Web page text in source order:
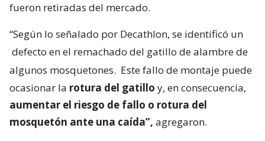
fueron retiradas del mercado.
“Según lo señalado por Decathlon, se identificó un
defecto en el remachado del gatillo de alambre de
algunos mosquetones. Este fallo de montaje puede
ocasionar la rotura del gatillo y, en consecuencia,
aumentar el riesgo de fallo o rotura del
mosquetón ante una caída”, agregaron.